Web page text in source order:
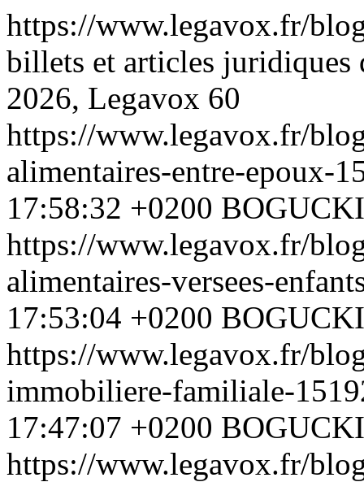
https://www.legavox.fr/
billets et articles
2026, Legavox 60
https://www.legavox.fr/
alimentaires-entre-epoux-
17:58:32 +0200 BOGUCKI
https://www.legavox.fr/
alimentaires-versees-
17:53:04 +0200 BOGUCKI
https://www.legavox.fr/
immobiliere-familiale-
17:47:07 +0200 BOGUCKI
https://www.legavox.fr/